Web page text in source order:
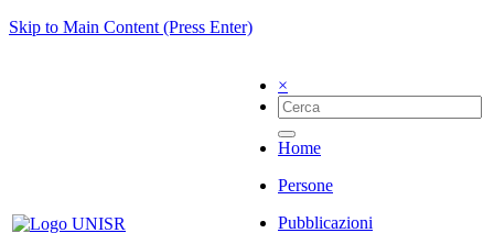
Skip to Main Content (Press Enter)
×
Home
Persone
Pubblicazioni